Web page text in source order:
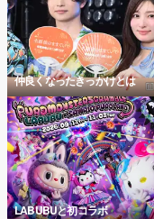
仲良くなったきっかけとは
LABUBUと初コラボ